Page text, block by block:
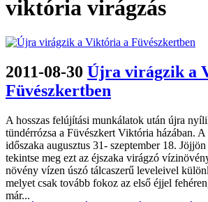
viktória virágzás
2011-08-30 Újra virágzik a
Füvészkertben
A hosszas felújítási munkálatok után újra
tündérrózsa a Füvészkert Viktória házában.
időszaka augusztus 31- szeptember 18.
tekintse meg ezt az éjszaka virágzó
növény vízen úszó tálcaszerű leveleivel
melyet csak tovább fokoz az első éjjel
már...